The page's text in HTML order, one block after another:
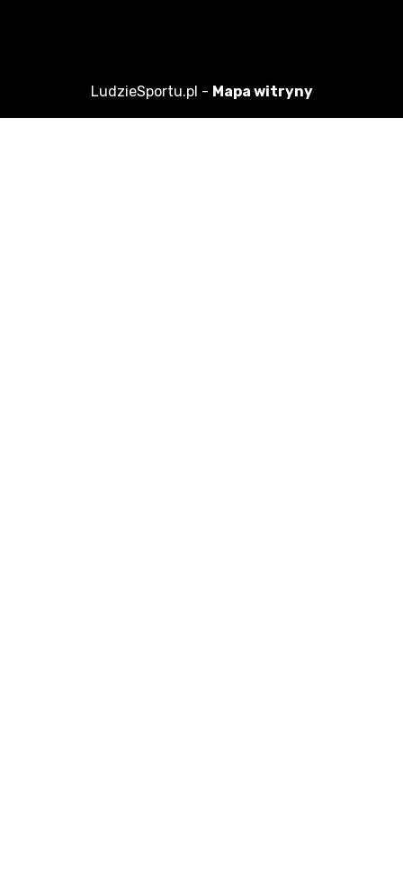
LudzieSportu.pl - Mapa witryny